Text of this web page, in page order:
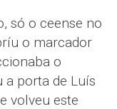
só o ceense no
o marcador
o
a porta de Luís
volveu este